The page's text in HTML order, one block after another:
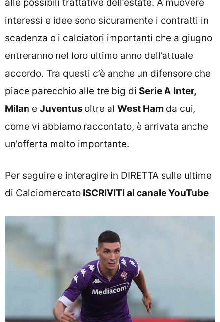
alle possibili trattative dell’estate. A muovere
interessi e idee sono sicuramente i contratti in
scadenza o i calciatori importanti che a giugno
entreranno nel loro ultimo anno dell’attuale
accordo. Tra questi c’è anche un difensore che
piace parecchio alle tre big di Serie A Inter,
Milan e Juventus oltre al West Ham da cui,
come vi abbiamo raccontato, è arrivata anche
un’offerta molto importante.
Per seguire e interagire in DIRETTA sulle ultime
di Calciomercato ISCRIVITI al canale YouTube